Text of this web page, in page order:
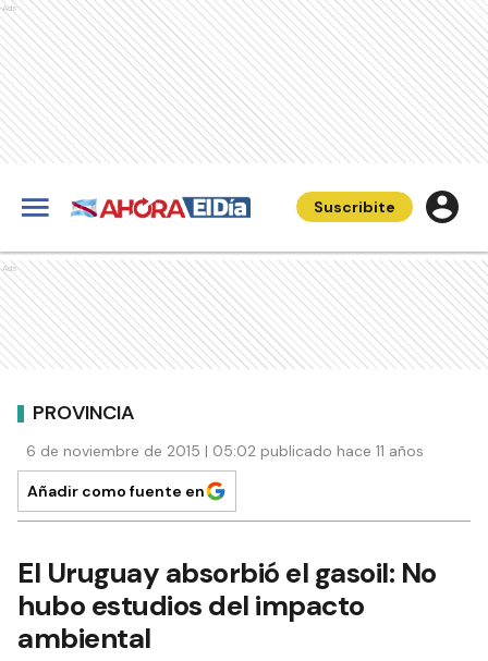
Ads
Suscribite
Ads
PROVINCIA
6 de noviembre de 2015 | 05:02 publicado hace 11 años
Añadir como fuente en
El Uruguay absorbió el gasoil: No
hubo estudios del impacto
ambiental